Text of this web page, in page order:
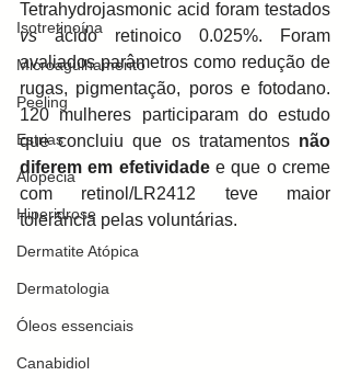
Isotretinoína
Microagulhamento
Peeling
Estrias
Alopecia
Hiperidrose
Dermatite Atópica
Dermatologia
Óleos essenciais
Canabidiol
vs ácido retinoico 0.025%. Foram
avaliados parâmetros como redução de
rugas, pigmentação, poros e fotodano.
120 mulheres participaram do estudo
que concluiu que os tratamentos não
diferem em efetividade e que o creme
com retinol/LR2412 teve maior
tolerância pelas voluntárias.